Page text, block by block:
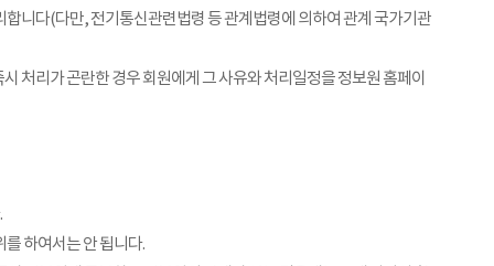
니다(다만, 전기통신관련법령 등 관계법령에 의하여 관계 국가기관
처리가 곤란한 경우 회원에게 그 사유와 처리일정을 정보원 홈페이
하여서는 안 됩니다.